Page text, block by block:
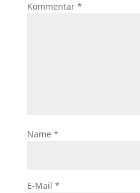
Kommentar *
Name *
E-Mail *